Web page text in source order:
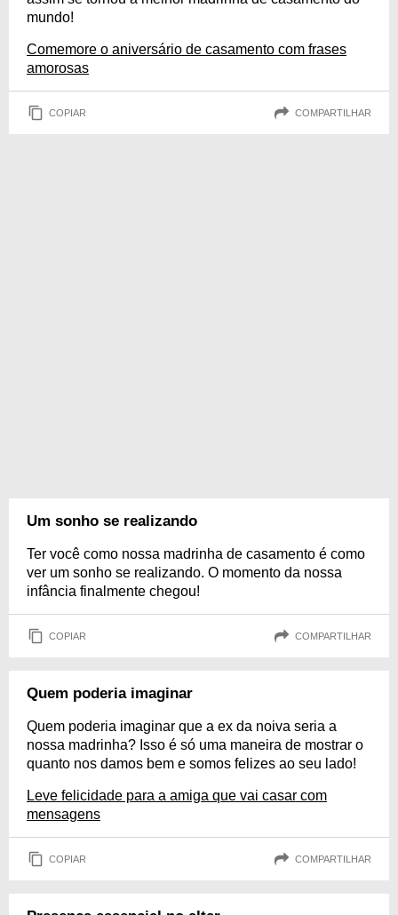
mundo!
Comemore o aniversário de casamento com frases
amorosas
COPIAR COMPARTILHAR
Um sonho se realizando
Ter você como nossa madrinha de casamento é como
ver um sonho se realizando. O momento da nossa
infância finalmente chegou!
COPIAR COMPARTILHAR
Quem poderia imaginar
Quem poderia imaginar que a ex da noiva seria a
nossa madrinha? Isso é só uma maneira de mostrar o
quanto nos damos bem e somos felizes ao seu lado!
Leve felicidade para a amiga que vai casar com
mensagens
COPIAR COMPARTILHAR